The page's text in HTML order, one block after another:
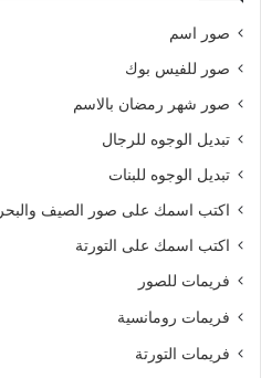
صور اسم
صور للفيس بوك
صور شهر رمضان بالاسم
تبديل الوجوه للرجال
تبديل الوجوه للبنات
اكتب اسمك على صور الصيف والبحر
اكتب اسمك على التورتة
فريمات للصور
فريمات رومانسية
فريمات التورتة